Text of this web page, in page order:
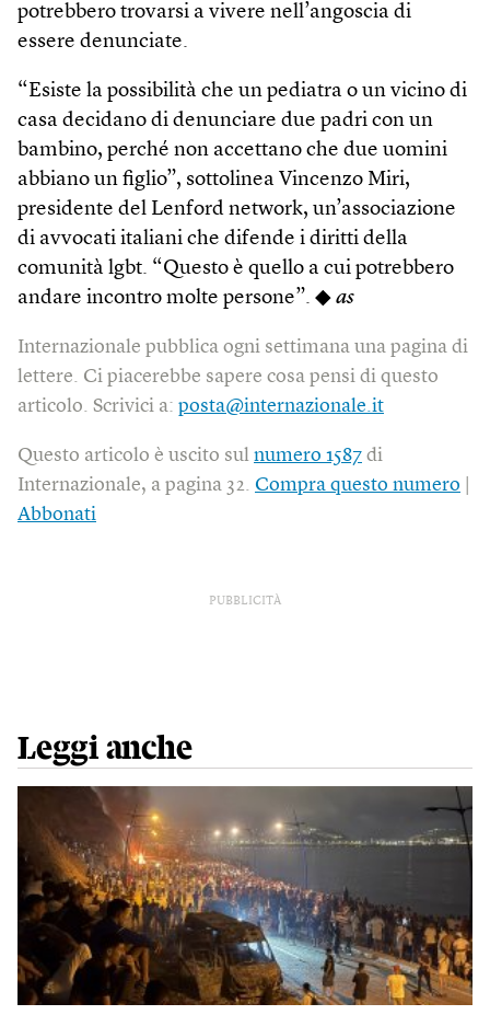
potrebbero trovarsi a vivere nell’angoscia di
essere denunciate.
“Esiste la possibilità che un pediatra o un vicino di
casa decidano di denunciare due padri con un
bambino, perché non accettano che due uomini
abbiano un figlio”, sottolinea Vincenzo Miri,
presidente del Lenford network, un’associazione
di avvocati italiani che difende i diritti della
comunità lgbt. “Questo è quello a cui potrebbero
andare incontro molte persone”. ◆ as
Internazionale pubblica ogni settimana una pagina di
lettere. Ci piacerebbe sapere cosa pensi di questo
articolo. Scrivici a: posta@internazionale.it
Questo articolo è uscito sul numero 1587 di
Internazionale, a pagina 32. Compra questo numero
Abbonati
PUBBLICITÀ
Leggi anche